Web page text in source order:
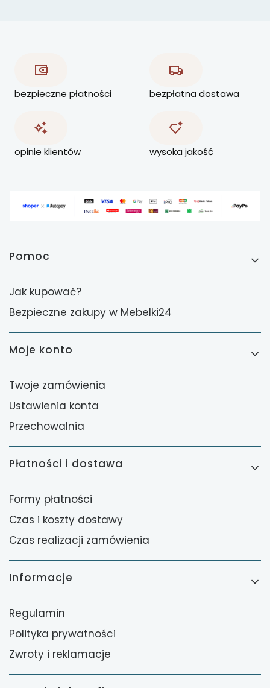
bezpieczne płatności bezpłatna dostawa
opinie klientów wysoka jakość
Linki w stopce
Pomoc
Jak kupować?
Bezpieczne zakupy w Mebelki24
Moje konto
Twoje zamówienia
Ustawienia konta
Przechowalnia
Płatności i dostawa
Formy płatności
Czas i koszty dostawy
Czas realizacji zamówienia
Informacje
Regulamin
Polityka prywatności
Zwroty i reklamacje